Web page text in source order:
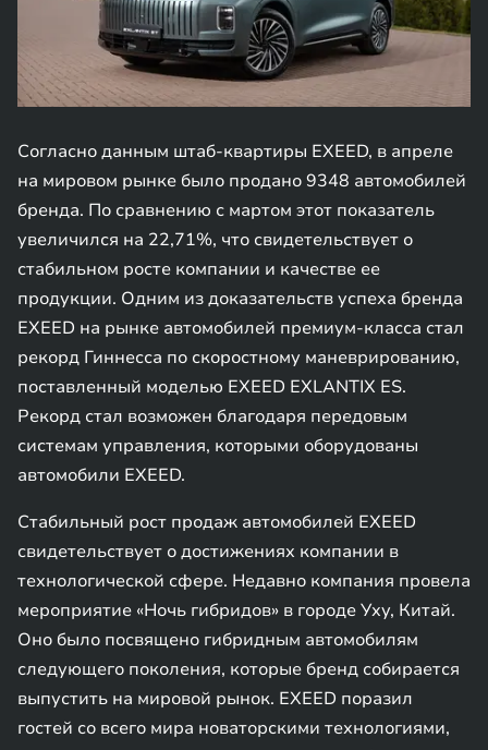
Согласно данным штаб-квартиры EXEED, в апреле
на мировом рынке было продано 9348 автомобилей
бренда. По сравнению с мартом этот показатель
увеличился на 22,71%, что свидетельствует о
стабильном росте компании и качестве ее
продукции. Одним из доказательств успеха бренда
EXEED на рынке автомобилей премиум-класса стал
рекорд Гиннесса по скоростному маневрированию,
поставленный моделью EXEED EXLANTIX ES.
Рекорд стал возможен благодаря передовым
системам управления, которыми оборудованы
автомобили EXEED.
Стабильный рост продаж автомобилей EXEED
свидетельствует о достижениях компании в
технологической сфере. Недавно компания провела
мероприятие «Ночь гибридов» в городе Уху, Китай.
Оно было посвящено гибридным автомобилям
следующего поколения, которые бренд собирается
выпустить на мировой рынок. EXEED поразил
гостей со всего мира новаторскими технологиями,